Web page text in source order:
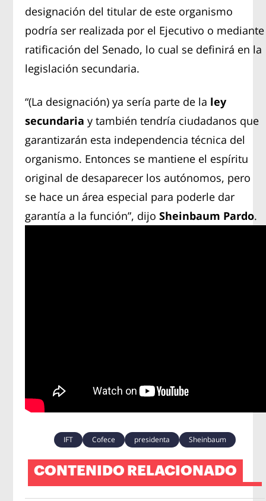
designación del titular de este organismo
podría ser realizada por el Ejecutivo o mediante
ratificación del Senado, lo cual se definirá en la
legislación secundaria.
“(La designación) ya sería parte de la ley
secundariay también tendría ciudadanos que
garantizarán esta independencia técnica del
organismo. Entonces se mantiene el espíritu
original de desaparecer los autónomos, pero
se hace un área especial para poderle dar
garantía a la función”, dijoSheinbaum Pardo.
IFT Cofece presidenta Sheinbaum
CONTENIDO RELACIONADO